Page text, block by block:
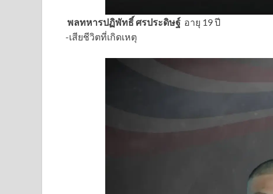
พลทหารปฏิพัทธิ์ ศรประดิษฐ์ อายุ 19 ปี
-เสียชีวิตที่เกิดเหตุ